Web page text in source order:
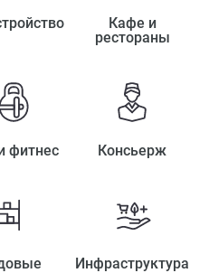
Кафе и
рестораны
фитнес Консьерж
Инфраструктура